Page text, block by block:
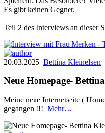
Es gibt keinen Gegner.
Teil 2 des Interviews an dieser
20.03.2025 Bettina Kleinelsen
Neue Homepage-
Meine neue Internetseite (
gegangen !!! Mehr…